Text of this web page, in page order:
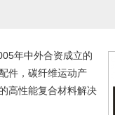
年中外合资成立的
件，碳纤维运动产
高性能复合材料解决